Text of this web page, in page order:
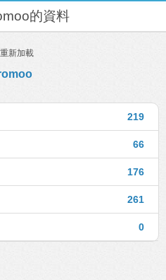
的資料
新加載
219
66
176
261
0